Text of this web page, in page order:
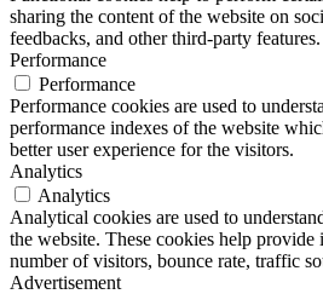
sharing the content of the website on
feedbacks, and other third-party features.
Performance
Performance
Performance cookies are used to
performance indexes of the website
better user experience for the visitors.
Analytics
Analytics
Analytical cookies are used to
the website. These cookies help
number of visitors, bounce rate, traffic
Advertisement